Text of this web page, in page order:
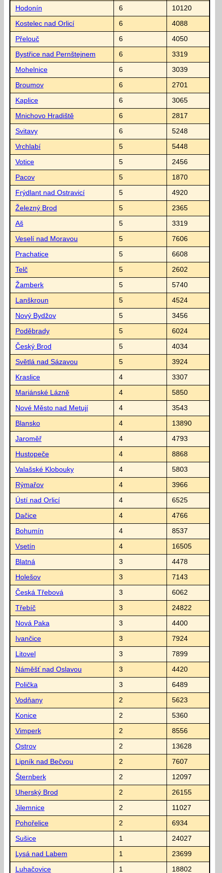
Hodonín 6 10120
Kostelec nad Orlicí 6 4088
Přelouč 6 4050
Bystřice nad Pernštejnem 6 3319
Mohelnice 6 3039
Broumov 6 2701
Kaplice 6 3065
Mnichovo Hradiště 6 2817
Svitavy 6 5248
Vrchlabí 5 5448
Votice 5 2456
Pacov 5 1870
Frýdlant nad Ostravicí 5 4920
Železný Brod 5 2365
Aš 5 3319
Veselí nad Moravou 5 7606
Prachatice 5 6608
Telč 5 2602
Žamberk 5 5740
Lanškroun 5 4524
Nový Bydžov 5 3456
Poděbrady 5 6024
Český Brod 5 4034
Světlá nad Sázavou 5 3924
Kraslice 4 3307
Mariánské Lázně 4 5850
Nové Město nad Metují 4 3543
Blansko 4 13890
Jaroměř 4 4793
Hustopeče 4 8868
Valašské Klobouky 4 5803
Rýmařov 4 3966
Ústí nad Orlicí 4 6525
Dačice 4 4766
Bohumín 4 8537
Vsetín 4 16505
Blatná 3 4478
Holešov 3 7143
Česká Třebová 3 6062
Třebíč 3 24822
Nová Paka 3 4400
Ivančice 3 7924
Litovel 3 7899
Náměšť nad Oslavou 3 4420
Polička 3 6489
Vodňany 2 5623
Konice 2 5360
Vimperk 2 8556
Ostrov 2 13628
Lipník nad Bečvou 2 7607
Šternberk 2 12097
Uherský Brod 2 26155
Jilemnice 2 11027
Pohořelice 2 6934
Sušice 1 24027
Lysá nad Labem 1 23699
Luhačovice 1 18802